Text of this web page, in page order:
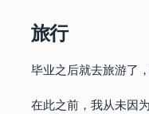
旅行
毕业之后就去旅游了
在此之前，我从未因